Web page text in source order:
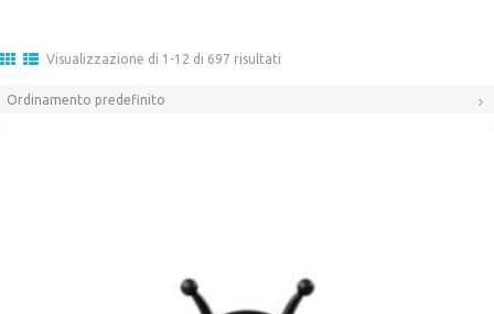
Visualizzazione di 1-12 di 697 risultati